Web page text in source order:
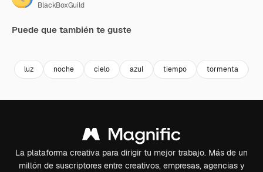
BlackBoxGuild
Puede que también te guste
luz noche cielo azul tiempo tormenta
La plataforma creativa para dirigir tu mejor trabajo. Más de un
millón de suscriptores entre creativos, empresas, agencias y